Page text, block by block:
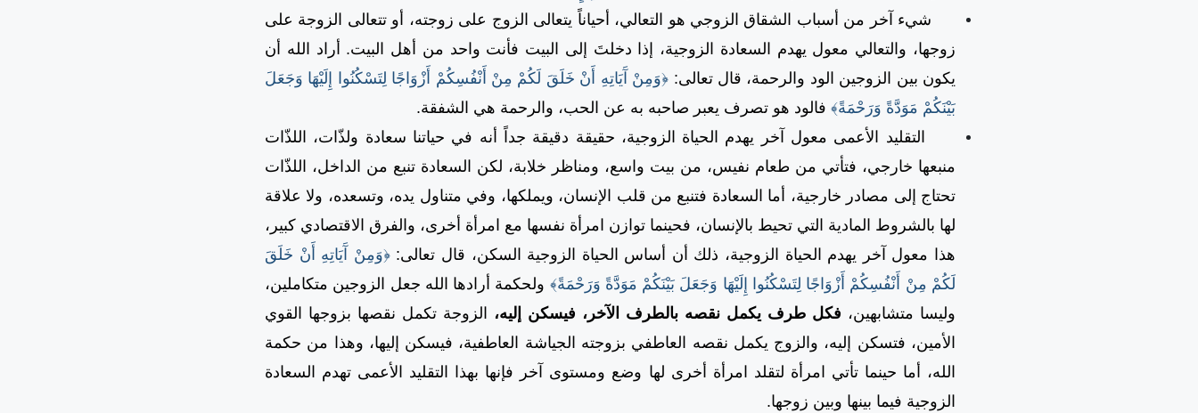
شيء آخر من أسباب الشقاق الزوجي هو التعالي، أحياناً يتعالى الزوج على زوجته، أو تتعالى الزوجة على
زوجها، والتعالي معول يهدم السعادة الزوجية، إذا دخلتَ إلى البيت فأنت واحد من أهل البيت. أراد الله أن
يكون بين الزوجين الود والرحمة، قال تعالى: ﴿وَمِنْ آَيَاتِهِ أَنْ خَلَقَ لَكُمْ مِنْ أَنْفُسِكُمْ أَزْوَاجًا لِتَسْكُنُوا إِلَيْهَا وَجَعَلَ
بَيْنَكُمْ مَوَدَّةً وَرَحْمَةً﴾ فالود هو تصرف يعبر صاحبه به عن الحب، والرحمة هي الشفقة.
التقليد الأعمى معول آخر يهدم الحياة الزوجية، حقيقة دقيقة جداً أنه في حياتنا سعادة ولذّات، اللذّات
منبعها خارجي، فتأتي من طعام نفيس، من بيت واسع، ومناظر خلابة، لكن السعادة تنبع من الداخل، اللذّات
تحتاج إلى مصادر خارجية، أما السعادة فتنبع من قلب الإنسان، ويملكها، وفي متناول يده، وتسعده، ولا علاقة
لها بالشروط المادية التي تحيط بالإنسان، فحينما توازن امرأة نفسها مع امرأة أخرى، والفرق الاقتصادي كبير،
هذا معول آخر يهدم الحياة الزوجية، ذلك أن أساس الحياة الزوجية السكن، قال تعالى:﴿وَمِنْ آَيَاتِهِ أَنْ خَلَقَ
لَكُمْ مِنْ أَنْفُسِكُمْ أَزْوَاجًا لِتَسْكُنُوا إِلَيْهَا وَجَعَلَ بَيْنَكُمْ مَوَدَّةً وَرَحْمَةً﴾ ولحكمة أرادها الله جعل الزوجين متكاملين،
وليسا متشابهين، فكل طرف يكمل نقصه بالطرف الآخر، فيسكن إليه، الزوجة تكمل نقصها بزوجها القوي
الأمين، فتسكن إليه، والزوج يكمل نقصه العاطفي بزوجته الجياشة العاطفية، فيسكن إليها، وهذا من حكمة
الله، أما حينما تأتي امرأة لتقلد امرأة أخرى لها وضع ومستوى آخر فإنها بهذا التقليد الأعمى تهدم السعادة
الزوجية فيما بينها وبين زوجها.